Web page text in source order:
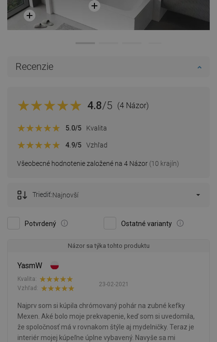
Recenzie
4.8/5 (4 Názor)
Všeobecné hodnotenie založené na 4 Názor (10 krajín)
5.0/5 Kvalita
4.9/5 Vzhľad
Potvrdený Ostatné varianty
Triediť:Najnovší
Názor sa týka tohto produktu
YasmW
23-02-2021
Kvalita:
Vzhľad:
Najprv som si kúpila chrómovaný pohár na zubné kefky
Mexen. Aké bolo moje prekvapenie, keď som si uvedomila,
že spoločnosť má v rovnakom štýle aj mydelničky. Teraz je
interiér mojej kúpeľne úplne vybavený. Navyše sa mi